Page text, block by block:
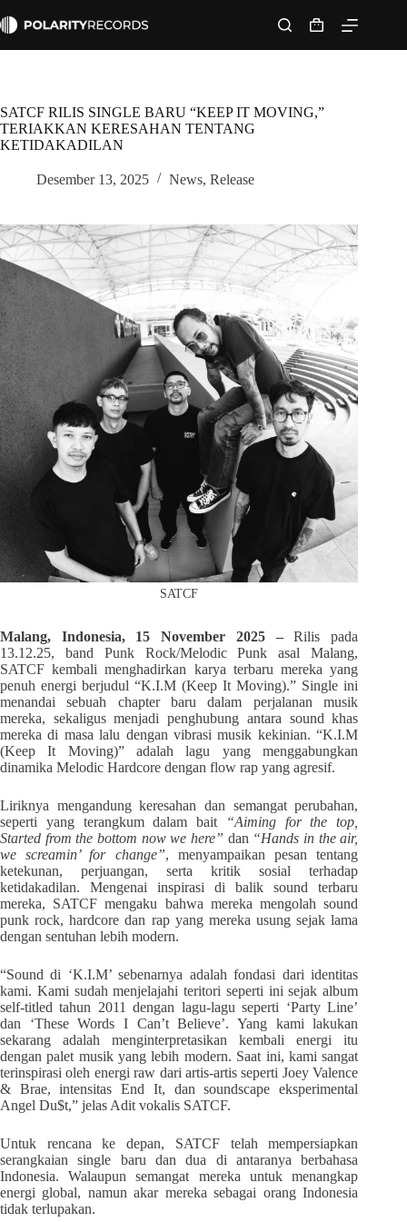
to
Shopping
cart
SATCF RILIS SINGLE BARU “KEEP IT MOVING,”
TERIAKKAN KERESAHAN TENTANG
KETIDAKADILAN
Desember 13, 2025 News, Release
SATCF
Malang, Indonesia, 15 November 2025 –Rilis pada
13.12.25, band Punk Rock/Melodic Punk asal Malang,
SATCF kembali menghadirkan karya terbaru mereka yang
penuh energi berjudul “K.I.M (Keep It Moving).” Single ini
menandai sebuah chapter baru dalam perjalanan musik
mereka, sekaligus menjadi penghubung antara sound khas
mereka di masa lalu dengan vibrasi musik kekinian. “K.I.M
(Keep It Moving)” adalah lagu yang menggabungkan
dinamika Melodic Hardcore dengan flow rap yang agresif.
Liriknya mengandung keresahan dan semangat perubahan,
seperti yang terangkum dalam bait
“Aiming for the top,
Started from the bottom now we here” dan “Hands in the air,
we screamin’ for change”, menyampaikan pesan tentang
ketekunan, perjuangan, serta kritik sosial terhadap
ketidakadilan. Mengenai inspirasi di balik sound terbaru
mereka, SATCF mengaku bahwa mereka mengolah sound
punk rock, hardcore dan rap yang mereka usung sejak lama
dengan sentuhan lebih modern.
“Sound di ‘K.I.M’ sebenarnya adalah fondasi dari identitas
kami. Kami sudah menjelajahi teritori seperti ini sejak album
self-titled tahun 2011 dengan lagu-lagu seperti ‘Party Line’
dan ‘These Words I Can’t Believe’. Yang kami lakukan
sekarang adalah menginterpretasikan kembali energi itu
dengan palet musik yang lebih modern. Saat ini, kami sangat
terinspirasi oleh energi raw dari artis-artis seperti Joey Valence
& Brae, intensitas End It, dan soundscape eksperimental
Angel Du$t,” jelas Adit vokalis SATCF.
Untuk rencana ke depan, SATCF telah mempersiapkan
serangkaian single baru dan dua di antaranya berbahasa
Indonesia. Walaupun semangat mereka untuk menangkap
energi global, namun akar mereka sebagai orang Indonesia
tidak terlupakan.